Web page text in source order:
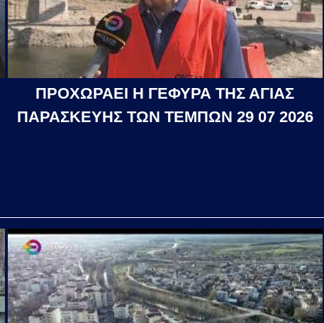
ΠΡΟΧΩΡΑΕΙ Η ΓΕΦΥΡΑ ΤΗΣ ΑΓΙΑΣ
ΠΑΡΑΣΚΕΥΗΣ ΤΩΝ ΤΕΜΠΩΝ 29 07 2026